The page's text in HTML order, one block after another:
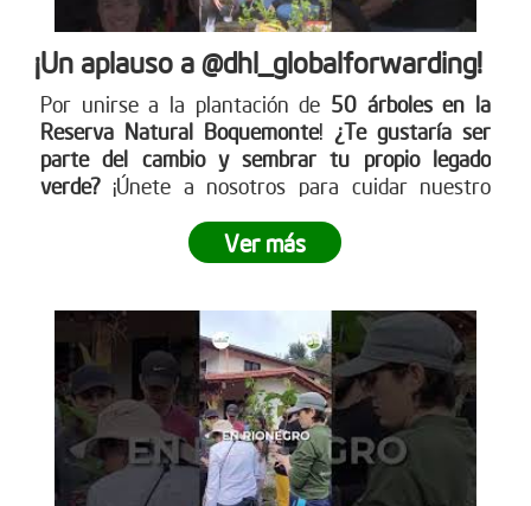
¡Un aplauso a @dhl_globalforwarding!
Por unirse a la plantación de 50 árboles en la
Reserva Natural Boquemonte! ¿Te gustaría ser
parte del cambio y sembrar tu propio legado
verde?¡Únete a nosotros para cuidar nuestro
www.reddearboles.orgVer más